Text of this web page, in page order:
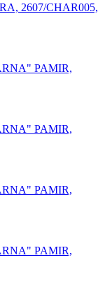
2607/CHAR005,
PAMIR,
PAMIR,
PAMIR,
PAMIR,